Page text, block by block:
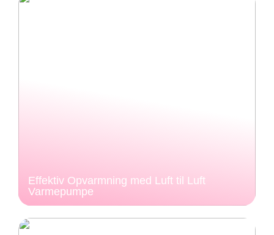
Effektiv Opvarmning med Luft til Luft
Varmepumpe